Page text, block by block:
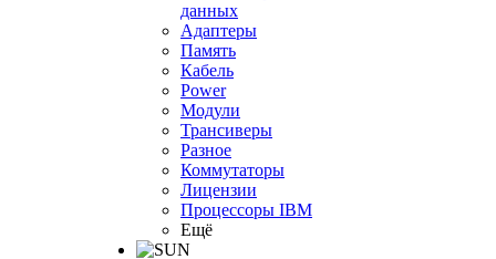
данных
Адаптеры
Память
Кабель
Power
Модули
Трансиверы
Разное
Коммутаторы
Лицензии
Процессоры IBM
Ещё